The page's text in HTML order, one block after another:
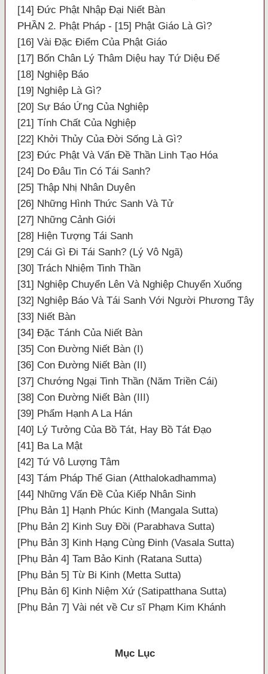
[14] Đức Phật Nhập Đại Niết Bàn
PHẦN 2. Phật Pháp - [15] Phật Giáo Là Gì?
[16] Vài Đặc Điểm Của Phật Giáo
[17] Bốn Chân Lý Thâm Diệu hay Tứ Diệu Đế
[18] Nghiệp Báo
[19] Nghiệp Là Gì?
[20] Sự Báo Ứng Của Nghiệp
[21] Tính Chất Của Nghiệp
[22] Khởi Thủy Của Đời Sống Là Gì?
[23] Đức Phật Và Vấn Đề Thần Linh Tạo Hóa
[24] Do Đâu Tin Có Tái Sanh?
[25] Thập Nhị Nhân Duyên
[26] Những Hình Thức Sanh Và Tử
[27] Những Cảnh Giới
[28] Hiện Tượng Tái Sanh
[29] Cái Gì Đi Tái Sanh? (Lý Vô Ngã)
[30] Trách Nhiệm Tinh Thần
[31] Nghiệp Chuyển Lên Và Nghiệp Chuyển Xuống
[32] Nghiệp Báo Và Tái Sanh Với Người Phương Tây
[33] Niết Bàn
[34] Đặc Tánh Của Niết Bàn
[35] Con Đường Niết Bàn (I)
[36] Con Đường Niết Bàn (II)
[37] Chướng Ngại Tinh Thần (Năm Triền Cái)
[38] Con Đường Niết Bàn (III)
[39] Phẩm Hạnh A La Hán
[40] Lý Tưởng Của Bồ Tát, Hay Bồ Tát Đạo
[41] Ba La Mật
[42] Tứ Vô Lượng Tâm
[43] Tám Pháp Thế Gian (Atthalokadhamma)
[44] Những Vấn Đề Của Kiếp Nhân Sinh
[Phụ Bản 1] Hạnh Phúc Kinh (Mangala Sutta)
[Phụ Bản 2] Kinh Suy Đồi (Parabhava Sutta)
[Phụ Bản 3] Kinh Hạng Cùng Đinh (Vasala Sutta)
[Phụ Bản 4] Tam Bảo Kinh (Ratana Sutta)
[Phụ Bản 5] Từ Bi Kinh (Metta Sutta)
[Phụ Bản 6] Kinh Niệm Xứ (Satipatthana Sutta)
[Phụ Bản 7] Vài nét về Cư sĩ Phạm Kim Khánh
Mục Lục